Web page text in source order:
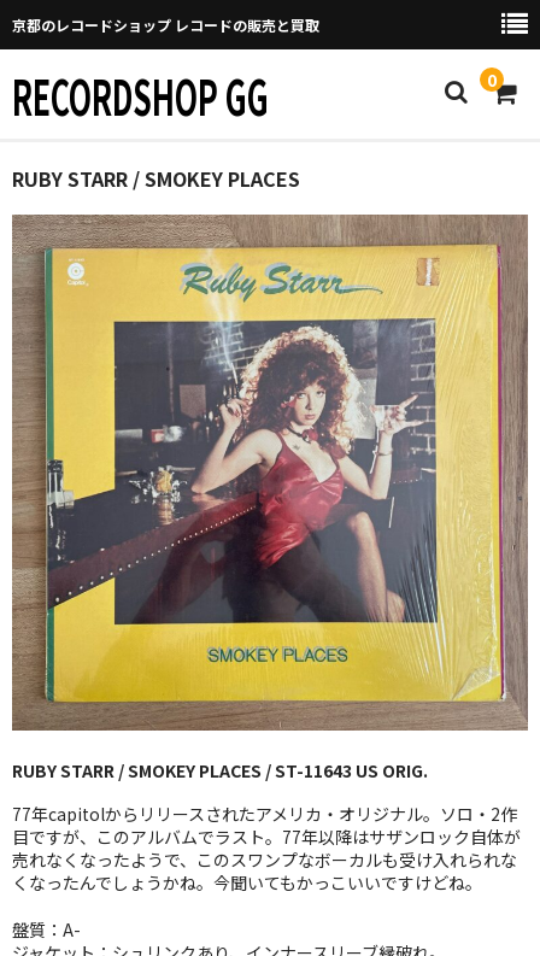
京都のレコードショップ レコードの販売と買取
RECORDSHOP GG 0
Home
マイページ
GGについて
買取について
取り置きなどについて
Categories
New Arrivals
新譜
GG RECORD （当店のレーベル）
JAZZ-US
BLUE NOTE
JAZZ-EU
JAZZ-JP
JAZZ-VOCAL
J-POP
RUBY STARR / SMOKEY PLACES
RUBY STARR / SMOKEY PLACES / ST-11643 US ORIG.
77年capitolからリリースされたアメリカ・オリジナル。ソロ・2作
目ですが、このアルバムでラスト。77年以降はサザンロック自体が
売れなくなったようで、このスワンプなボーカルも受け入れられな
くなったんでしょうかね。今聞いてもかっこいいですけどね。
盤質：A-